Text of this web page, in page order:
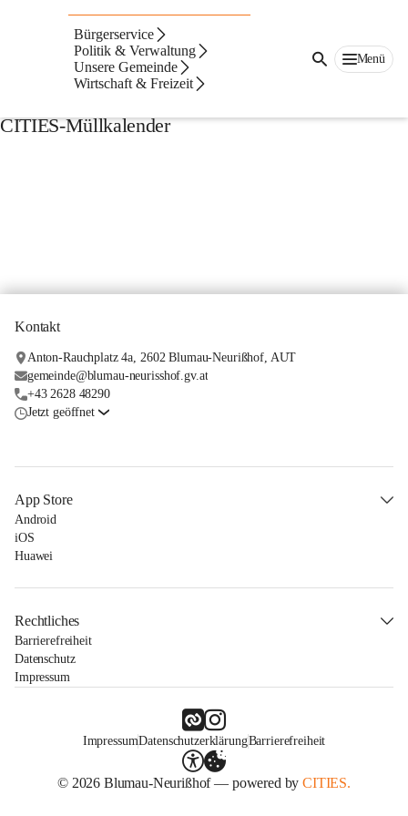
Bürgerservice
Politik & Verwaltung
Unsere Gemeinde
Wirtschaft & Freizeit
Menü
Abfallmanagement
CITIES-Müllkalender
Kontakt
Anton-Rauchplatz 4a, 2602 Blumau-Neurißhof, AUT
gemeinde@blumau-neurisshof.gv.at
+43 2628 48290
Jetzt geöffnet
App Store
Android
iOS
Huawei
Rechtliches
Barrierefreiheit
Datenschutz
Impressum
ImpressumDatenschutzerklärungBarrierefreiheit
© 2026 Blumau-Neurißhof — powered byCITIES.